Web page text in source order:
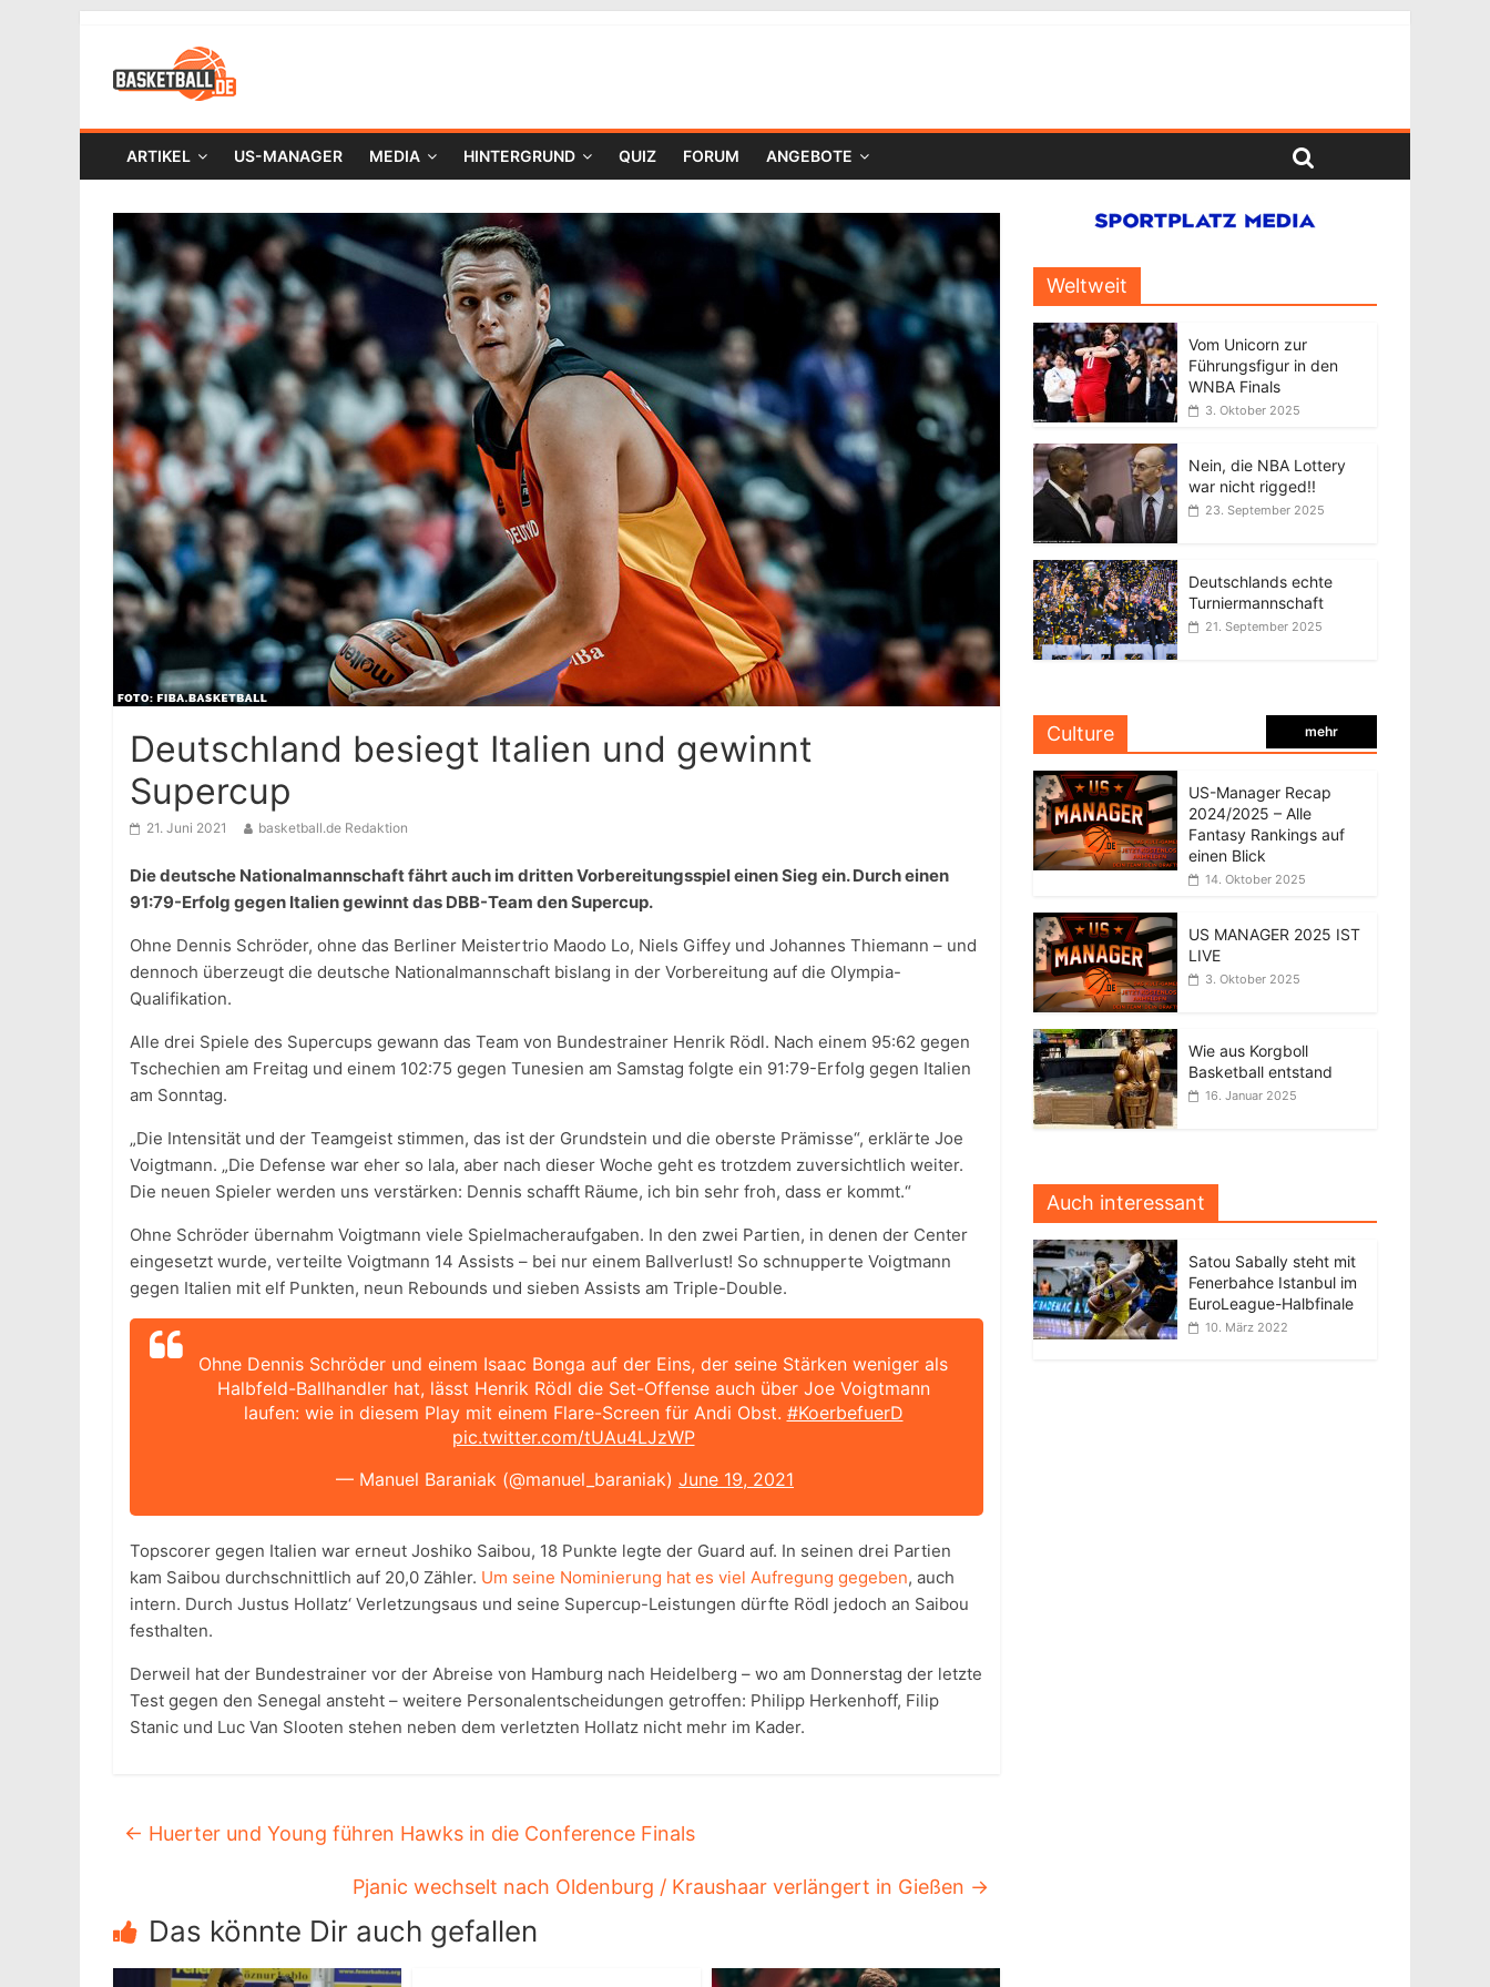
ARTIKEL US-MANAGER MEDIA HINTERGRUND QUIZ FORUM ANGEBOTE
Deutschland besiegt Italien und gewinnt
Supercup
21. Juni 2021 basketball.de Redaktion
Die deutsche Nationalmannschaft fährt auch im dritten Vorbereitungsspiel einen Sieg ein. Durch einen
91:79-Erfolg gegen Italien gewinnt das DBB-Team den Supercup.
Ohne Dennis Schröder, ohne das Berliner Meistertrio Maodo Lo, Niels Giffey und Johannes Thiemann – und
dennoch überzeugt die deutsche Nationalmannschaft bislang in der Vorbereitung auf die Olympia-
Qualifikation.
Alle drei Spiele des Supercups gewann das Team von Bundestrainer Henrik Rödl. Nach einem 95:62 gegen
Tschechien am Freitag und einem 102:75 gegen Tunesien am Samstag folgte ein 91:79-Erfolg gegen Italien
am Sonntag.
„Die Intensität und der Teamgeist stimmen, das ist der Grundstein und die oberste Prämisse“, erklärte Joe
Voigtmann. „Die Defense war eher so lala, aber nach dieser Woche geht es trotzdem zuversichtlich weiter.
Die neuen Spieler werden uns verstärken: Dennis schafft Räume, ich bin sehr froh, dass er kommt.“
Ohne Schröder übernahm Voigtmann viele Spielmacheraufgaben. In den zwei Partien, in denen der Center
eingesetzt wurde, verteilte Voigtmann 14 Assists – bei nur einem Ballverlust! So schnupperte Voigtmann
gegen Italien mit elf Punkten, neun Rebounds und sieben Assists am Triple-Double.
Ohne Dennis Schröder und einem Isaac Bonga auf der Eins, der seine Stärken weniger als
Halbfeld-Ballhandler hat, lässt Henrik Rödl die Set-Offense auch über Joe Voigtmann
laufen: wie in diesem Play mit einem Flare-Screen für Andi Obst. #KoerbefuerD
pic.twitter.com/tUAu4LJzWP
— Manuel Baraniak (@manuel_baraniak) June 19, 2021
Topscorer gegen Italien war erneut Joshiko Saibou, 18 Punkte legte der Guard auf. In seinen drei Partien
kam Saibou durchschnittlich auf 20,0 Zähler. Um seine Nominierung hat es viel Aufregung gegeben, auch
intern. Durch Justus Hollatz‘ Verletzungsaus und seine Supercup-Leistungen dürfte Rödl jedoch an Saibou
festhalten.
Derweil hat der Bundestrainer vor der Abreise von Hamburg nach Heidelberg – wo am Donnerstag der letzte
Test gegen den Senegal ansteht – weitere Personalentscheidungen getroffen: Philipp Herkenhoff, Filip
Stanic und Luc Van Slooten stehen neben dem verletzten Hollatz nicht mehr im Kader.
← Huerter und Young führen Hawks in die Conference Finals
Pjanic wechselt nach Oldenburg / Kraushaar verlängert in Gießen →
Das könnte Dir auch gefallen
Weltweit
Vom Unicorn zur
Führungsfigur in den
WNBA Finals
3. Oktober 2025
Nein, die NBA Lottery
war nicht rigged!!
23. September 2025
Deutschlands echte
Turniermannschaft
21. September 2025
Culture mehr
US-Manager Recap
2024/2025 – Alle
Fantasy Rankings auf
einen Blick
14. Oktober 2025
US MANAGER 2025 IST
LIVE
3. Oktober 2025
Wie aus Korgboll
Basketball entstand
16. Januar 2025
Auch interessant
Satou Sabally steht mit
Fenerbahce Istanbul im
EuroLeague-Halbfinale
10. März 2022